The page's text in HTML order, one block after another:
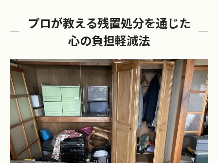
プロが教える残置処分を通じた
心の負担軽減法